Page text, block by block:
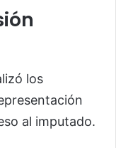
los
al imputado.